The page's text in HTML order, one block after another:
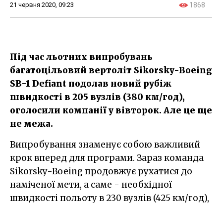
21 червня 2020, 09:23 1868
Під час льотних випробувань
багатоцільовий вертоліт Sikorsky-Boeing
SB-1 Defiant подолав новий рубіж
швидкості в 205 вузлів (380 км/год),
оголосили компанії у вівторок. Але це ще
не межа.
Випробування знаменує собою важливий
крок вперед для програми. Зараз команда
Sikorsky-Boeing продовжує рухатися до
наміченої мети, а саме - необхідної
швидкості польоту в 230 вузлів (425 км/год),